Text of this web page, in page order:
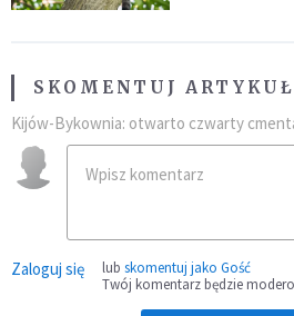
SKOMENTUJ ARTYKUŁ
Kijów-Bykownia: otwarto czwarty
Zaloguj się lub skomentuj jako Gość
Twój komentarz będzie